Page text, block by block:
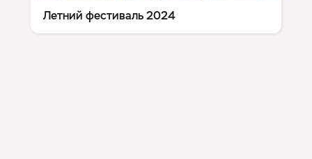
Летний фестиваль 2024